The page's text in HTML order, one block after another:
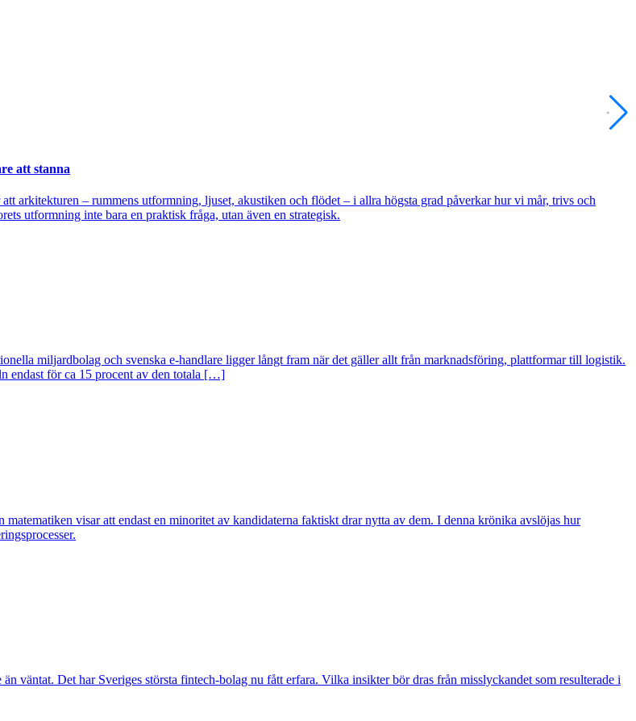
att stanna
arkitekturen – rummens utformning, ljuset, akustiken och flödet – i allra högsta grad påverkar hur vi mår, trivs och
utformning inte bara en praktisk fråga, utan även en strategisk.
miljardbolag och svenska e-handlare ligger långt fram när det gäller allt från marknadsföring, plattformar till logistik.
endast för ca 15 procent av den totala […]
visar att endast en minoritet av kandidaterna faktiskt drar nytta av dem. I denna krönika avslöjas hur
väntat. Det har Sveriges största fintech-bolag nu fått erfara. Vilka insikter bör dras från misslyckandet som resulterade i